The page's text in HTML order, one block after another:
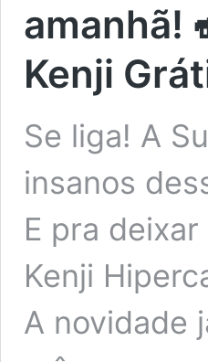
amanhã!
Kenji
Se liga! A
insanos
E pra
Kenji
A novidade